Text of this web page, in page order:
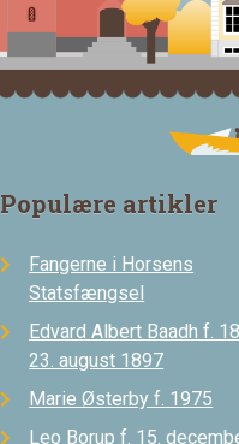
Populære artikler
Fangerne i Horsens
Statsfængsel
Edvard Albert Baadh f.
23. august 1897
Marie Østerby f. 1975
Leo Borup f. 15.